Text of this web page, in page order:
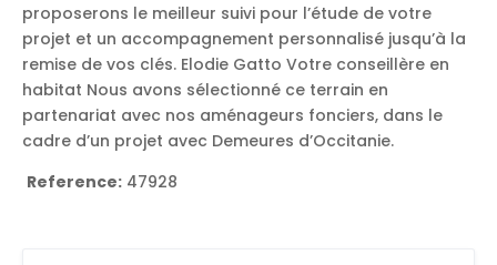
proposerons le meilleur suivi pour l’étude de votre
projet et un accompagnement personnalisé jusqu’à la
remise de vos clés. Elodie Gatto Votre conseillère en
habitat Nous avons sélectionné ce terrain en
partenariat avec nos aménageurs fonciers, dans le
cadre d’un projet avec Demeures d’Occitanie.
Reference: 47928